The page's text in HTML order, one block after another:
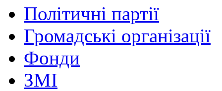
Політичні партії
Громадські організації
Фонди
ЗМІ